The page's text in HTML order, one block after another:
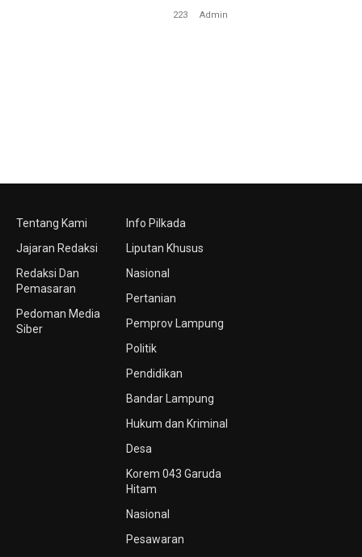
223 Admin
Tentang Kami
Jajaran Redaksi
Redaksi Dan
Pemasaran
Pedoman Media
Siber
Info Pilkada
Liputan Khusus
Nasional
Pertanian
Pemprov Lampung
Politik
Pendidikan
Bandar Lampung
Hukum dan Kriminal
Desa
Korem 043 Garuda
Hitam
Nasional
Pesawaran